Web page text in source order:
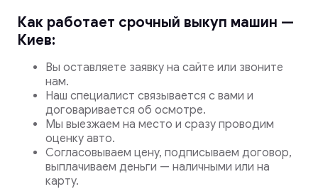
Как работает срочный выкуп машин —
Киев:
Вы оставляете заявку на сайте или звоните
нам.
Наш специалист связывается с вами и
договаривается об осмотре.
Мы выезжаем на место и сразу проводим
оценку авто.
Согласовываем цену, подписываем договор,
выплачиваем деньги — наличными или на
карту.